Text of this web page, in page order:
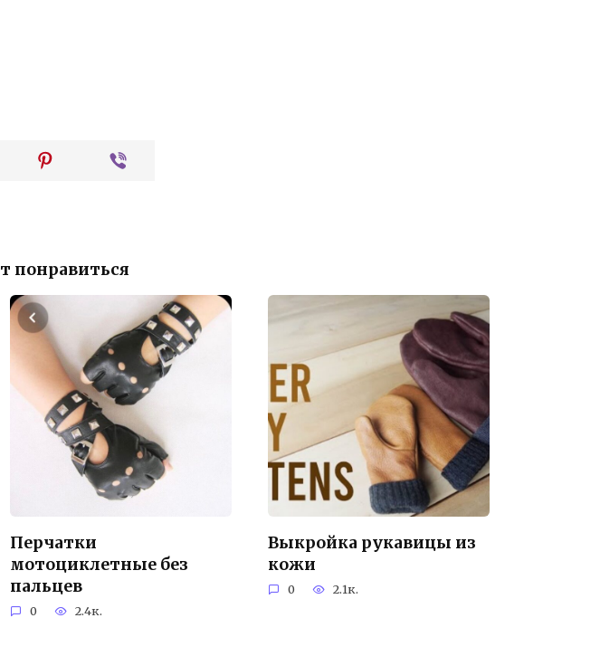
понравиться
Перчатки
мотоциклетные без
пальцев
0 2.4к.
Выкройка рукавицы из
кожи
0 2.1к.